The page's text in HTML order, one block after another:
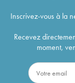
Inscrivez-vous à la
Recevez
moment,